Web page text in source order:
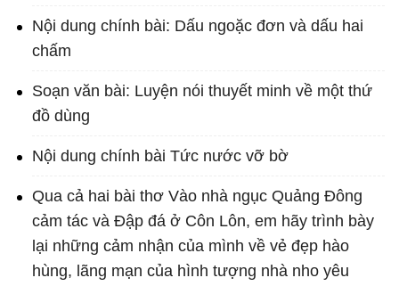
Nội dung chính bài: Dấu ngoặc đơn và dấu hai
chấm
Soạn văn bài: Luyện nói thuyết minh về một thứ
đồ dùng
Nội dung chính bài Tức nước vỡ bờ
Qua cả hai bài thơ Vào nhà ngục Quảng Đông
cảm tác và Đập đá ở Côn Lôn, em hãy trình bày
lại những cảm nhận của mình về vẻ đẹp hào
hùng, lãng mạn của hình tượng nhà nho yêu